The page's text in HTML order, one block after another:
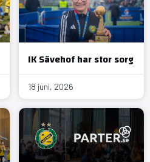
IK Sävehof har stor sorg
18 juni, 2026